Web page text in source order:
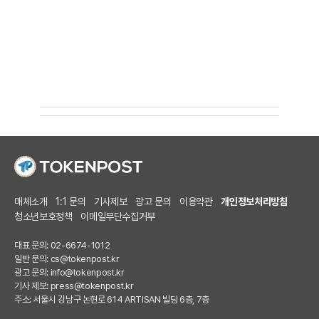
매체소개 1:1 문의 기사제보 광고 문의 이용약관
개인정보처리방침
청소년보호정책
이메일무단수집거부
대표 문의: 02-6674-1012
일반 문의: cs@tokenpost.kr
광고 문의: info@tokenpost.kr
기사 제보: press@tokenpost.kr
주소: 서울시 강남구 논현로 614 ARTISAN 빌딩 6층, 7층